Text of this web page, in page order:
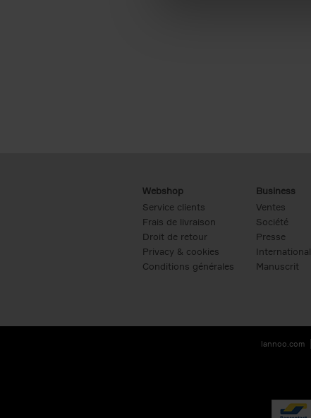
Webshop
Service clients
Frais de livraison
Droit de retour
Privacy & cookies
Conditions générales
Business
Ventes
Société
Presse
International
Manuscrit
lannoo.com